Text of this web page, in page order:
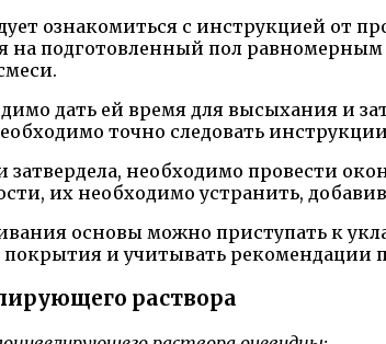
ознакомиться с инструкцией от
на подготовленный пол
дать ей время для высыхания и
точно следовать
затвердела, необходимо провести
их необходимо устранить,
основы можно приступать к
и учитывать рекомендации
раствора